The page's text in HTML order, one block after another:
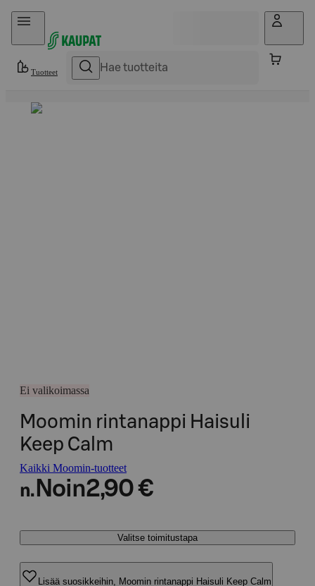
Hyppää sisältöön
Tuotteet
Ei valikoimassa
Moomin rintanappi Haisuli
Keep Calm
Kaikki Moomin-tuotteet
n. Noin2,90 €
Valitse toimitustapa
Lisää suosikkeihin, Moomin rintanappi Haisuli Keep Calm